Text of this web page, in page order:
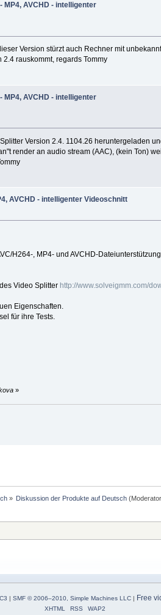
MP4, AVCHD - intelligenter
Version stürzt auch Rechner mit
rauskommt, regards Tommy
MP4, AVCHD - intelligenter
Version 2.4. 1104.26 heruntergeladen
render an audio stream (AAC), (kein Ton)
AVCHD - intelligenter Videoschnitt
H264-, MP4- und AVCHD-
Video Splitter http://www.solveigmm.com/
Eigenschaften.
für ihre Tests.
»
» Diskussion der Produkte auf Deutsch
SMF © 2006–2010, Simple Machines LLC| Free
XHTML RSS WAP2